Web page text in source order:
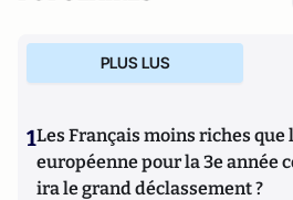
PLUS LUS
1Les Français moins riches que
européenne pour la 3e année
ira le grand déclassement ?